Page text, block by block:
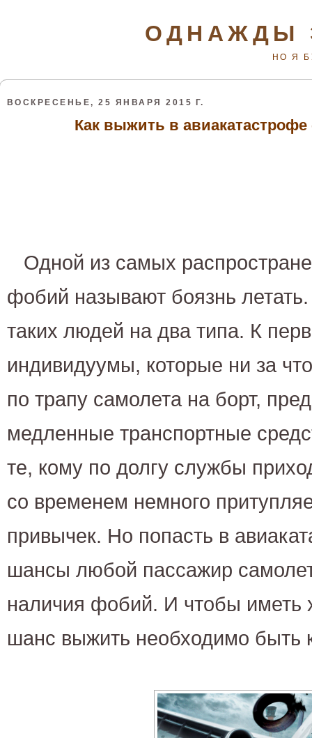
ОДНАЖДЫ
НО Я
ВОСКРЕСЕНЬЕ, 25 ЯНВАРЯ 2015 Г.
Как выжить в
Одной из самых
фобий называют боязнь
таких людей на два типа. К
индивидуумы, которые ни за
по трапу самолета на борт,
медленные транспортные
те, кому по долгу службы
со временем немного
привычек. Но попасть в
шансы любой пассажир
наличия фобий. И чтобы иметь
шанс выжить необходимо быть